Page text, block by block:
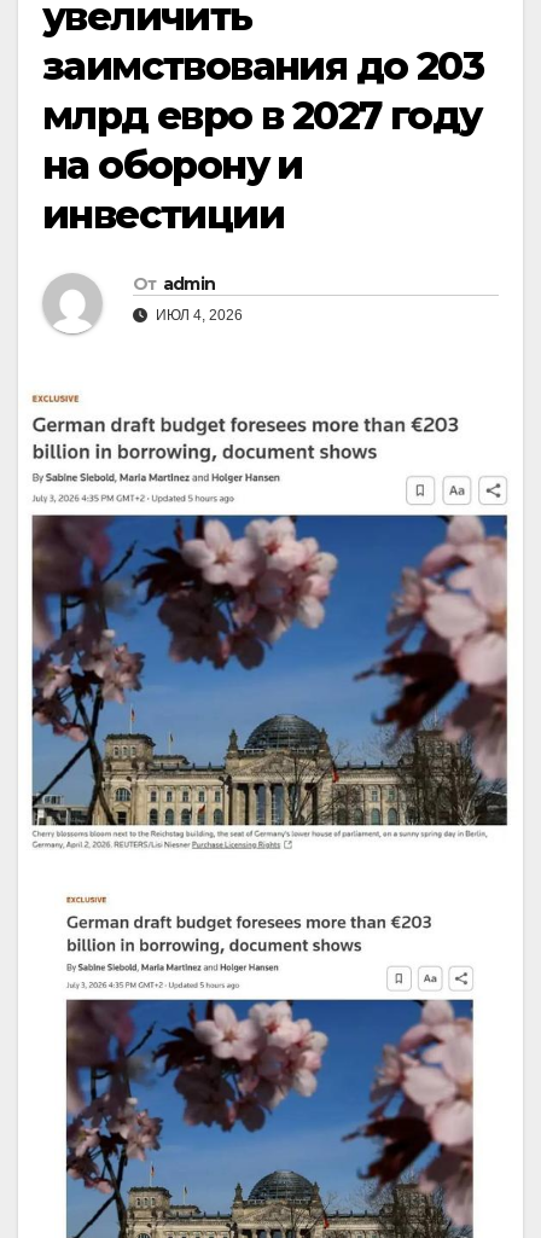
увеличить
заимствования до 203
млрд евро в 2027 году
на оборону и
инвестиции
От admin
ИЮЛ 4, 2026